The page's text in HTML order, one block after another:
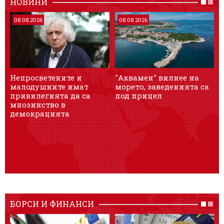
08.08.2026
Непросветените и
малодушните имат
привилегията да са
мнозинство в
демокрацията
08.08.2026
"Аквамен" вилнее на
морето, заведенията са
под прицел
БОРСИ И ФИНАНСИ